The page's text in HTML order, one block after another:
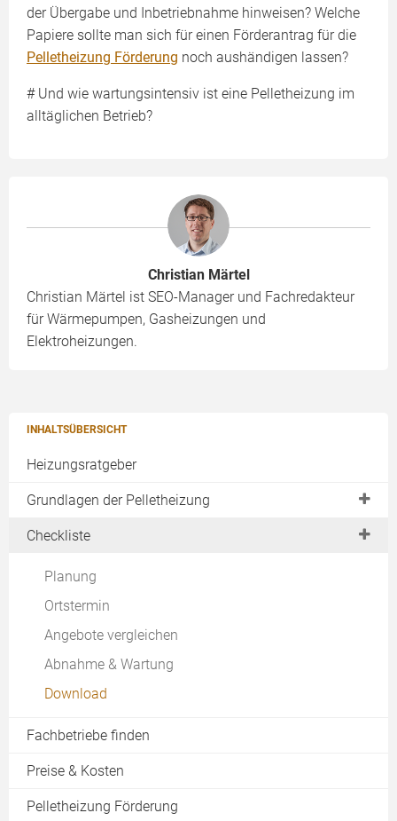
INHALTSÜBERSICHT
Heizungsratgeber
Grundlagen der Pelletheizung
Detailplanung einer Pelletheizung
Checkliste
Planung
Ortstermin
Angebote vergleichen
Abnahme & Wartung
Download
Fachbetriebe finden
Preise & Kosten
Pelletheizung Förderung
der Übergabe und Inbetriebnahme hinweisen? Welche
Papiere sollte man sich für einen Förderantrag für die
Pelletheizung Förderung noch aushändigen lassen?
# Und wie wartungsintensiv ist eine Pelletheizung im
alltäglichen Betrieb?
Christian Märtel
Christian Märtel ist SEO-Manager und Fachredakteur
für Wärmepumpen, Gasheizungen und
Elektroheizungen.